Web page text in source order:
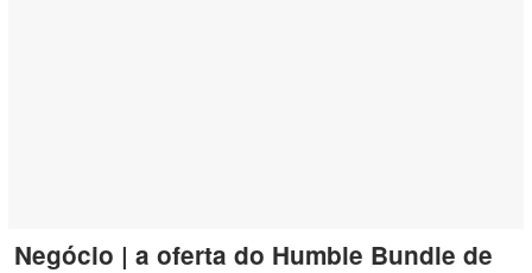
Negócio | a oferta do Humble Bundle de